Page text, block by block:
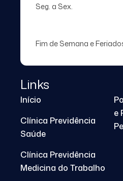
Seg. a Sex.
Fim de Semana e
Links
Início
Clínica Previdência
Saúde
Clínica Previdência
Medicina do Trabalho
e